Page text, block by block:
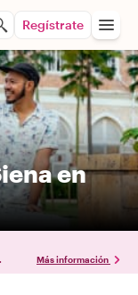
Regístrate
en
Más información